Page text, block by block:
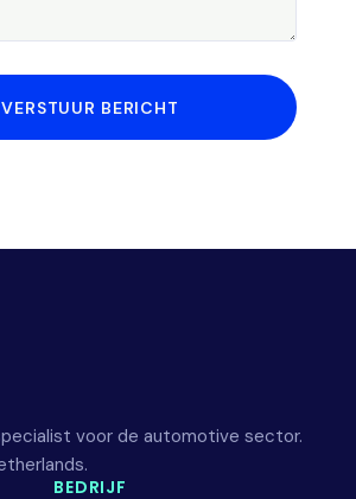
VERSTUUR BERICHT
voor de automotive sector.
BEDRIJF